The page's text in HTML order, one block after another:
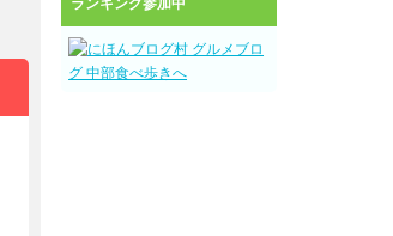
ランキング参加中